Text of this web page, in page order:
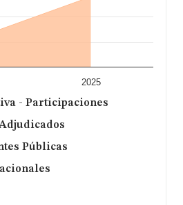
de INFORMA sobre 3.447
al sector, la facturación en el
los 15.308 millones de euros y
de ventas entre todas las
de las empresas es de
la constitución es de 19 años.
2025
- Participaciones
Públicas